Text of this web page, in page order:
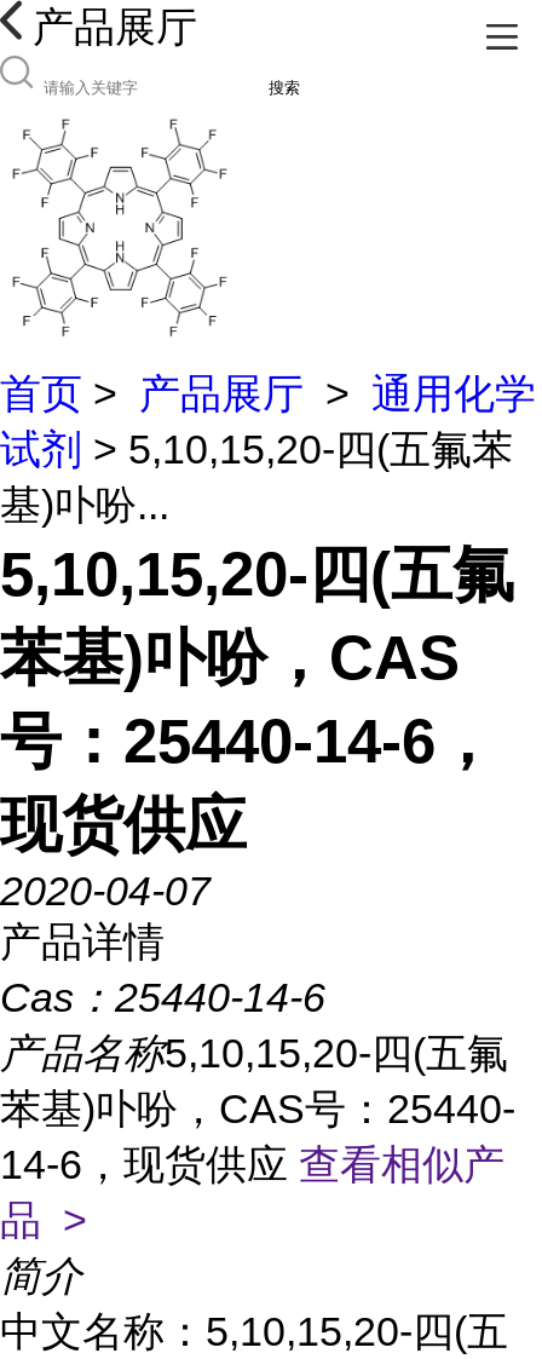
产品展厅
搜索
首页 > 产品展厅 > 通用化学
试剂 > 5,10,15,20-四(五氟苯
基)卟吩...
5,10,15,20-四(五氟
苯基)卟吩，CAS
号：25440-14-6，
现货供应
2020-04-07
产品详情
Cas： 25440-14-6
产品名称5,10,15,20-四(五氟
苯基)卟吩，CAS号：25440-
14-6，现货供应 查看相似产
品 >
简介
中文名称：5,10,15,20-四(五